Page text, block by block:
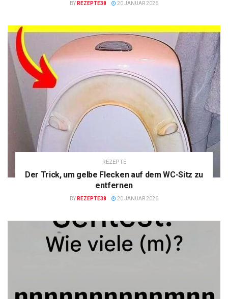
BY REZEPTE38 20 JANUAR 2026
REZEPTE
Der Trick, um gelbe Flecken auf dem WC-Sitz zu
entfernen
BY REZEPTE38 20 JANUAR 2026